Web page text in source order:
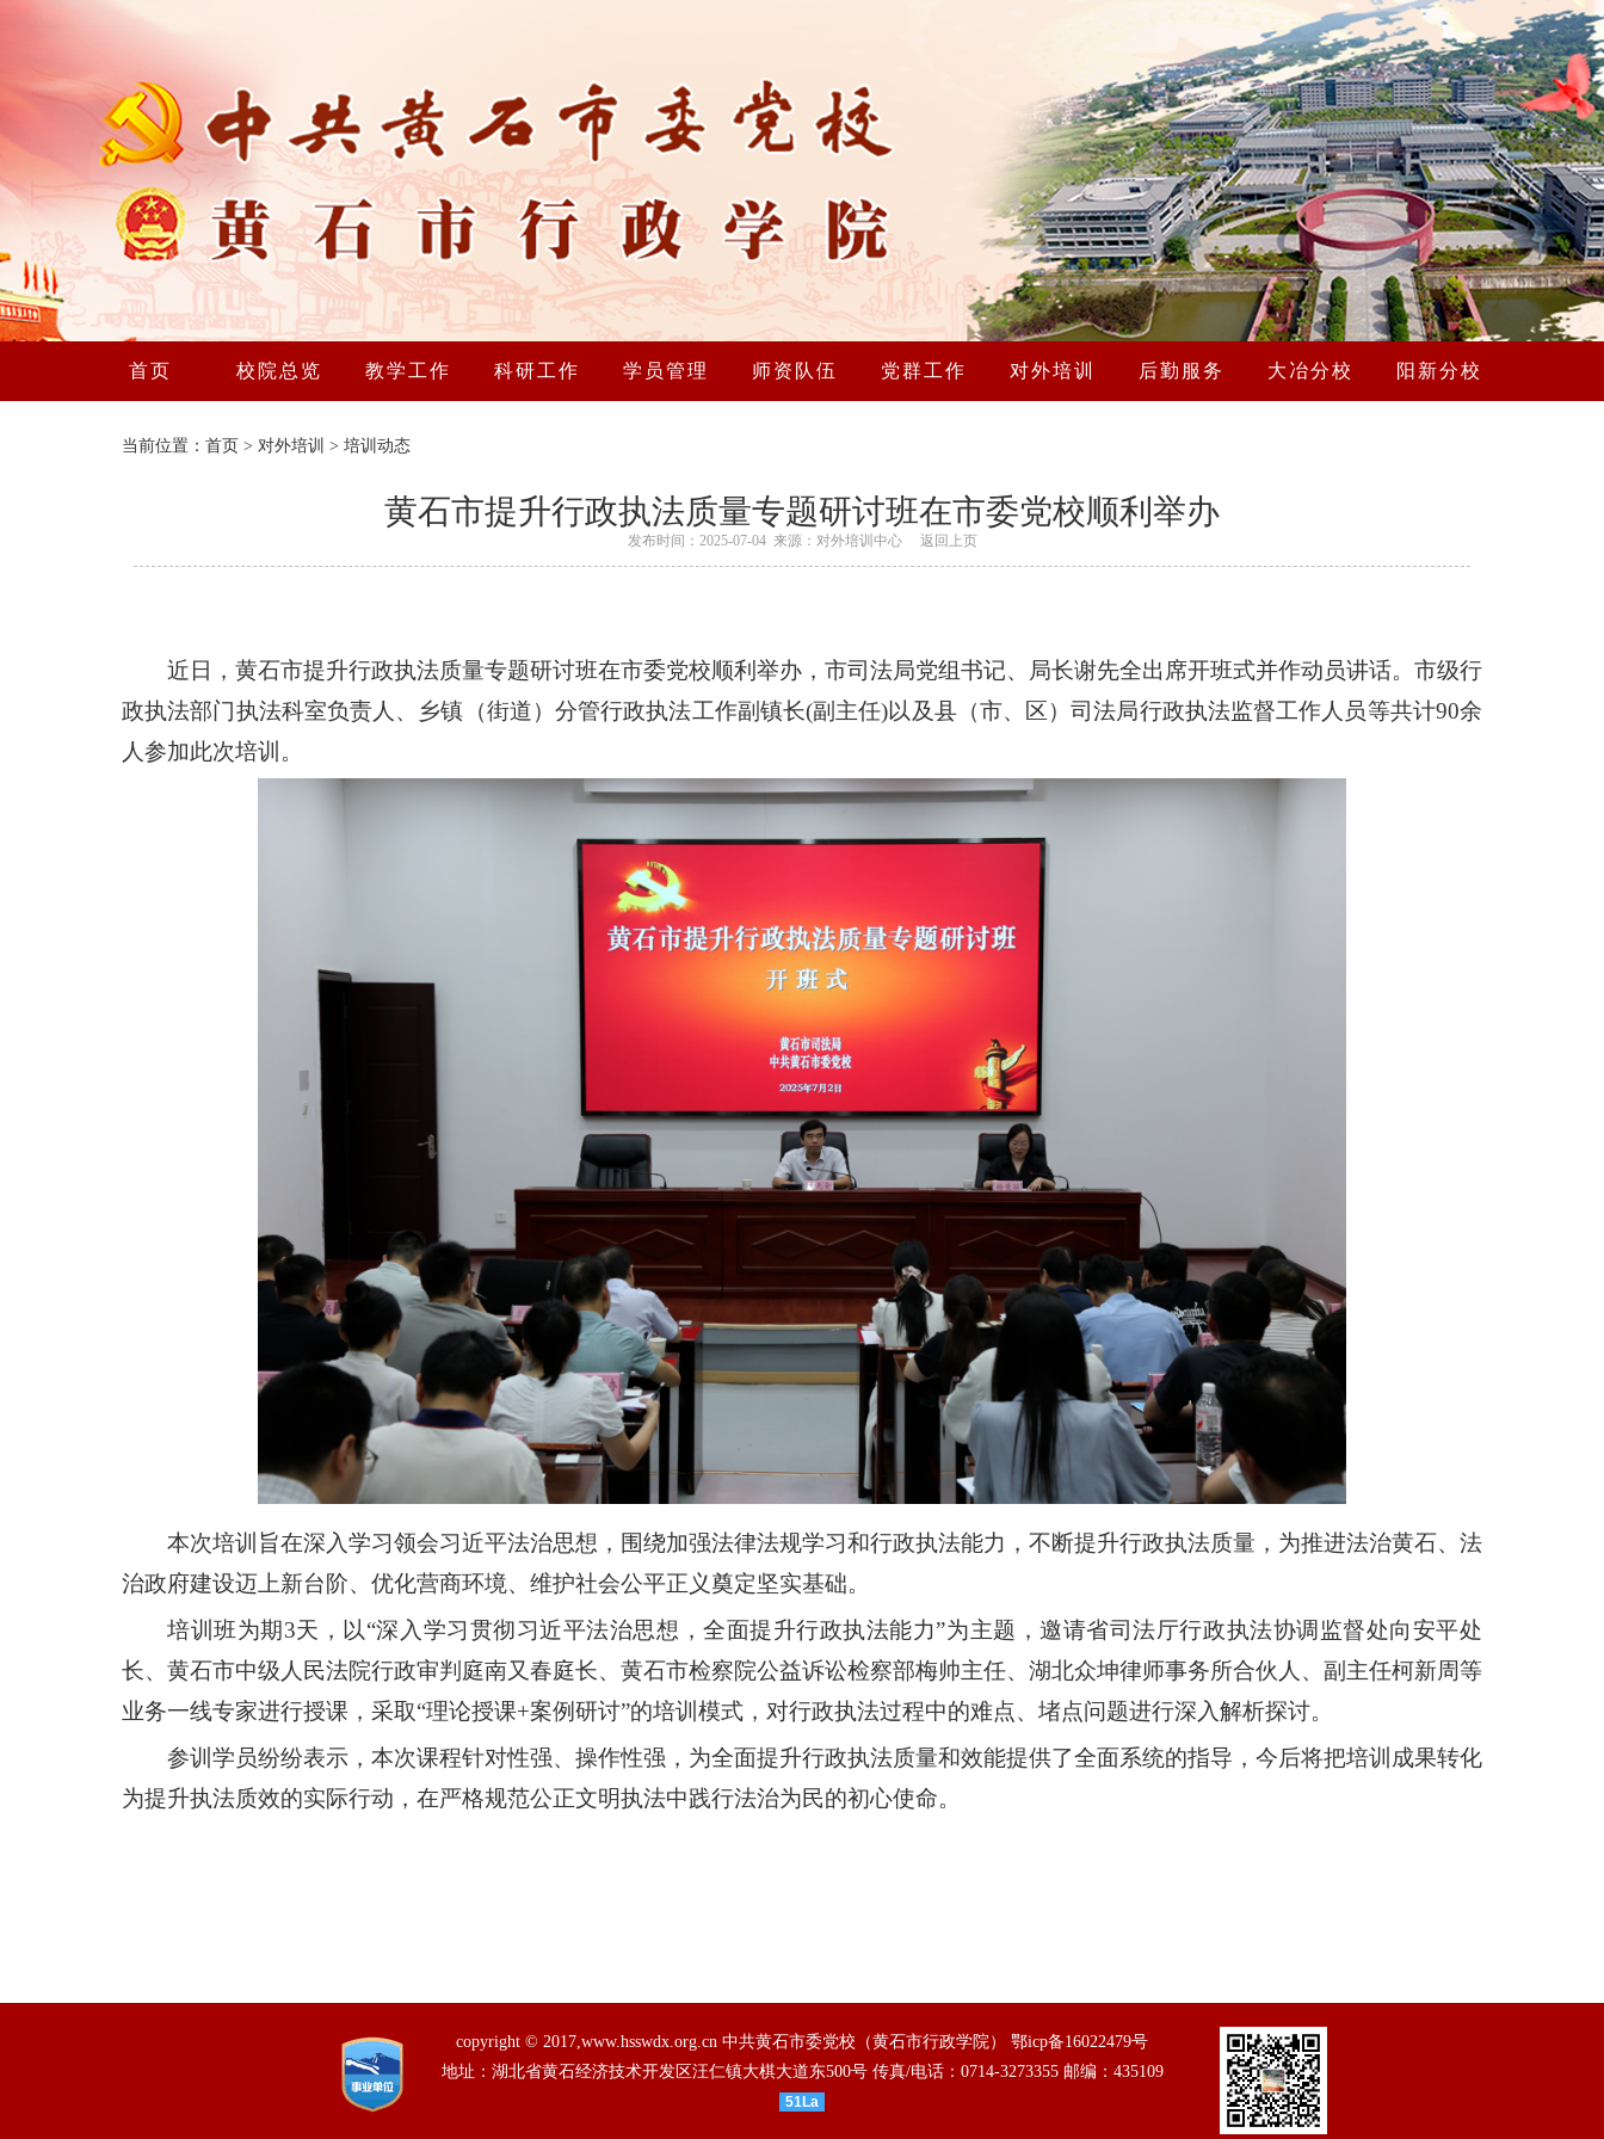
首页 校院总览 教学工作 科研工作 学员管理 师资队伍 党群工作 对外培训 后勤服务 大冶分校 阳新分校
当前位置： 首页 > 对外培训 > 培训动态
黄石市提升行政执法质量专题研讨班在市委党校顺利举办
发布时间：2025-07-04 来源：对外培训中心 返回上页
近日，黄石市提升行政执法质量专题研讨班在市委党校顺利举办，市司法局党组书记、局长谢先全出席开班式并作动员讲话。市级行
政执法部门执法科室负责人、乡镇（街道）分管行政执法工作副镇长(副主任)以及县（市、区）司法局行政执法监督工作人员等共计90余
人参加此次培训。
本次培训旨在深入学习领会习近平法治思想，围绕加强法律法规学习和行政执法能力，不断提升行政执法质量，为推进法治黄石、法
治政府建设迈上新台阶、优化营商环境、维护社会公平正义奠定坚实基础。
培训班为期3天，以“深入学习贯彻习近平法治思想，全面提升行政执法能力”为主题，邀请省司法厅行政执法协调监督处向安平处
长、黄石市中级人民法院行政审判庭南又春庭长、黄石市检察院公益诉讼检察部梅帅主任、湖北众坤律师事务所合伙人、副主任柯新周等
业务一线专家进行授课，采取“理论授课+案例研讨”的培训模式，对行政执法过程中的难点、堵点问题进行深入解析探讨。
参训学员纷纷表示，本次课程针对性强、操作性强，为全面提升行政执法质量和效能提供了全面系统的指导，今后将把培训成果转化
为提升执法质效的实际行动，在严格规范公正文明执法中践行法治为民的初心使命。
copyright © 2017,www.hsswdx.org.cn 中共黄石市委党校（黄石市行政学院）
鄂icp备16022479号
地址：湖北省黄石经济技术开发区汪仁镇大棋大道东500号 传真/电话：0714-3273355 邮编：435109
51La